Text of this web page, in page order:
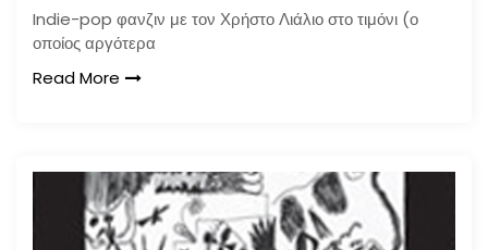
Indie-pop φανζιν με τον Χρήστο Λιάλιο στο τιμόνι (ο
οποίος αργότερα
Read More